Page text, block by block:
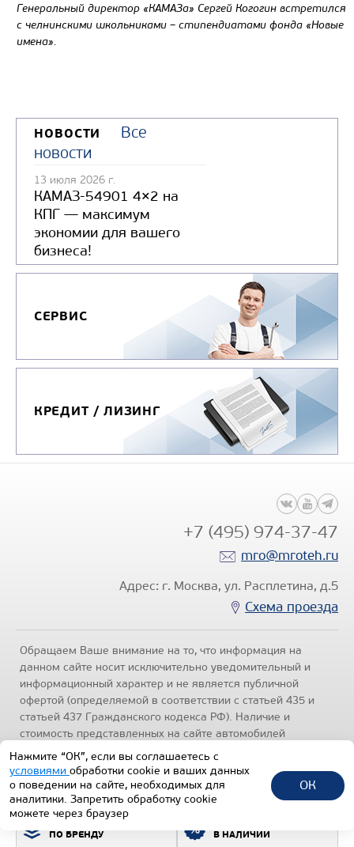
ПО БРЕНДУ В НАЛИЧИИ
Генеральный директор «КАМАЗа» Сергей Когогин встретился
с челнинскими школьниками – стипендиатами фонда «Новые
имена».
НОВОСТИ
Все
новости
13 июля 2026 г.
КАМАЗ-54901 4×2 на
КПГ — максимум
экономии для вашего
бизнеса!
СЕРВИС
КРЕДИТ / ЛИЗИНГ
+7 (495) 974-37-47
mro@mroteh.ru
Адрес: г. Москва, ул. Расплетина, д.5
Схема проезда
Обращаем Ваше внимание на то, что информация на
данном сайте носит исключительно уведомительный и
информационный характер и не является публичной
офертой (определяемой в соответствии с статьей 435 и
статьей 437 Гражданского кодекса РФ). Наличие и
стоимость представленных на сайте автомобилей
уточняйте по телефонам отделов продаж, представленных
в разделе "Контакты" настоящего ресурса.
конфиденциальности.
1992-2026 © Все права защищены.
ТЕХИНКОМ
Нажмите “ОК”, если вы соглашаетесь с
условиями обработки cookie и ваших данных
о поведении на сайте, необходимых для
аналитики. Запретить обработку cookie
можете через браузер
ОК